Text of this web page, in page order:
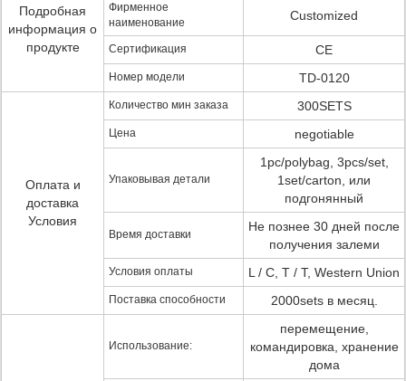
Подробная
информация о
продукте
Фирменное
наименование
Customized
Сертификация CE
Номер модели TD-0120
Оплата и
доставка
Условия
Количество мин заказа 300SETS
Цена negotiable
Упаковывая детали
1pc/polybag, 3pcs/set,
1set/carton, или
подгонянный
Время доставки
Не познее 30 дней после
получения залеми
Условия оплаты L / C, T / T, Western Union
Поставка способности 2000sets в месяц.
Использование:
перемещение,
командировка, хранение
дома